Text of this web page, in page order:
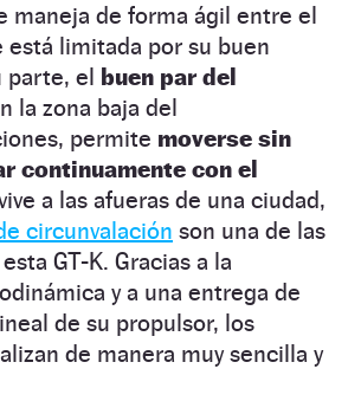
maneja de forma ágil entre el
está limitada por su buen
parte, el buen par del
la zona baja del
permite moverse sin
continuamente con el
a las afueras de una ciudad,
circunvalación son una de las
GT-K. Gracias a la
y a una entrega de
de su propulsor, los
de manera muy sencilla y